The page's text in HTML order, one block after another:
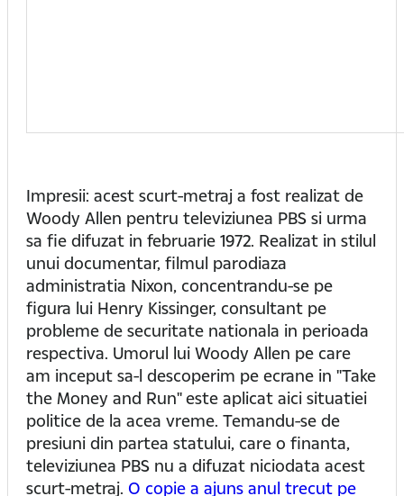
Impresii: acest scurt-metraj a fost realizat de
Woody Allen pentru televiziunea PBS si urma
sa fie difuzat in februarie 1972. Realizat in stilul
unui documentar, filmul parodiaza
administratia Nixon, concentrandu-se pe
figura lui Henry Kissinger, consultant pe
probleme de securitate nationala in perioada
respectiva. Umorul lui Woody Allen pe care
am inceput sa-l descoperim pe ecrane in "Take
the Money and Run" este aplicat aici situatiei
politice de la acea vreme. Temandu-se de
presiuni din partea statului, care o finanta,
televiziunea PBS nu a difuzat niciodata acest
scurt-metraj. O copie a ajuns anul trecut pe